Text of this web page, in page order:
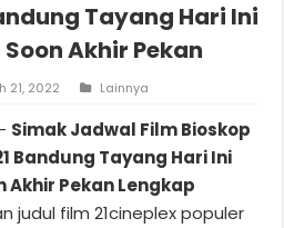
Tayang Hari Ini
Akhir Pekan
21, 2022 Lainnya
Simak Jadwal Film Bioskop
Bandung Tayang Hari Ini
Akhir Pekan Lengkap
judul film 21cineplex populer